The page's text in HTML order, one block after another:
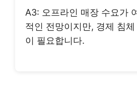
A3: 오프라인 매장 수요가
적인 전망이지만, 경제 침
이 필요합니다.